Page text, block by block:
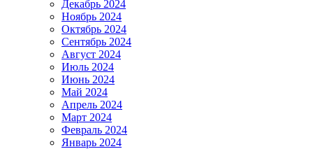
Декабрь 2024
Ноябрь 2024
Октябрь 2024
Сентябрь 2024
Август 2024
Июль 2024
Июнь 2024
Май 2024
Апрель 2024
Март 2024
Февраль 2024
Январь 2024